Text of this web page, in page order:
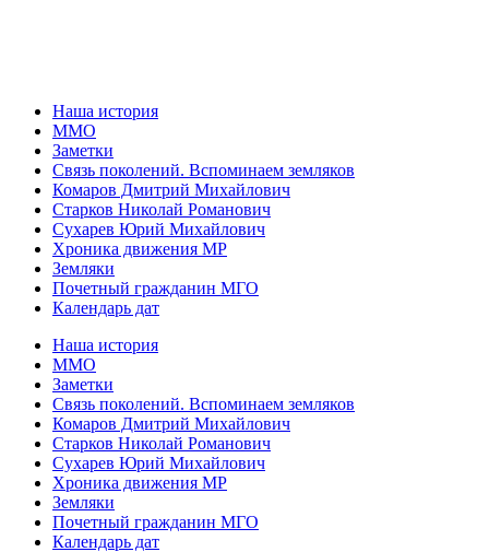
Наша история
ММО
Заметки
Связь поколений. Вспоминаем земляков
Комаров Дмитрий Михайлович
Старков Николай Романович
Сухарев Юрий Михайлович
Хроника движения МР
Земляки
Почетный гражданин МГО
Календарь дат
Наша история
ММО
Заметки
Связь поколений. Вспоминаем земляков
Комаров Дмитрий Михайлович
Старков Николай Романович
Сухарев Юрий Михайлович
Хроника движения МР
Земляки
Почетный гражданин МГО
Календарь дат